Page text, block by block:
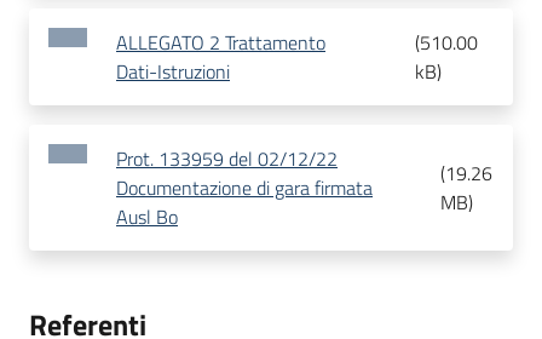
ALLEGATO 2 Trattamento
Dati-Istruzioni
(510.00
kB)
Prot. 133959 del 02/12/22
Documentazione di gara firmata
Ausl Bo
(19.26
MB)
Referenti